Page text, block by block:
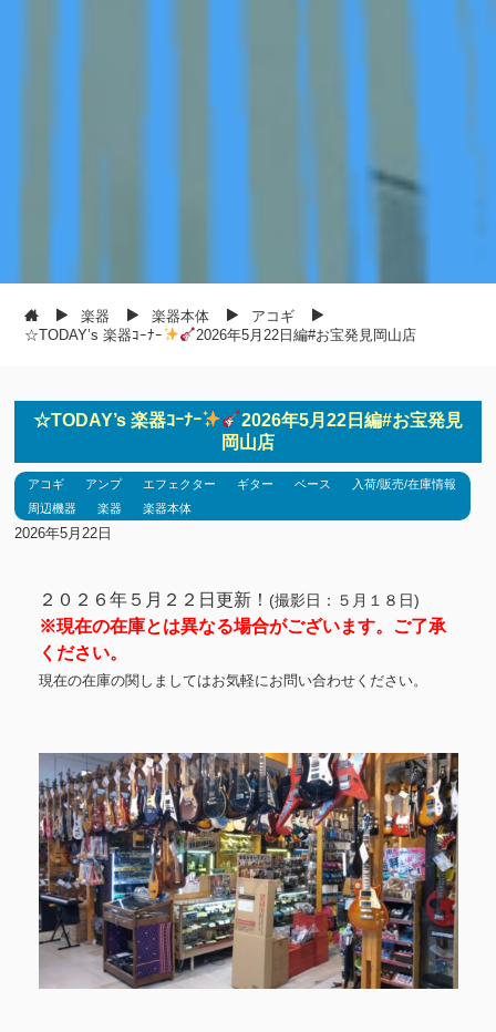
楽器 楽器本体
アコギ
☆TODAY’s 楽器ｺｰﾅｰ
2026年5月22日編#お宝発見岡山店
☆TODAY’s 楽器ｺｰﾅｰ
2026年5月22日編#お宝発見
岡山店
アコギ アンプ エフェクター ギター ベース
入荷/販売/在庫情報
周辺機器
楽器 楽器本体
2026年5月22日
２０２６年５月２２日更新！ (撮影日：５ 月１８日)
※現在の在庫とは異なる場合がございます。ご了承
ください。
現在の在庫の関しましてはお気軽にお問い合わせください。